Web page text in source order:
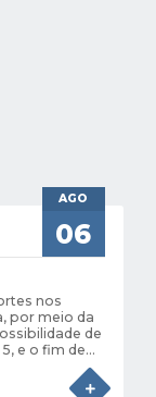
AGO
06
nos
por meio da
de
e o fim de